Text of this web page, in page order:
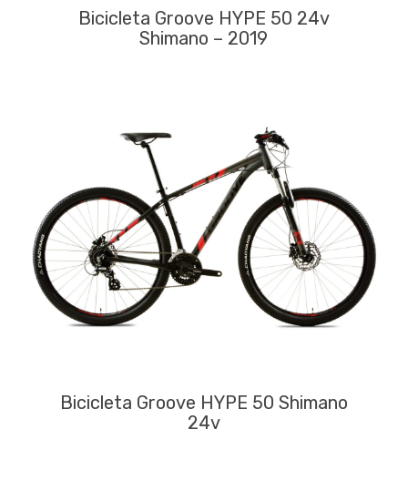
Bicicleta Groove HYPE 50 24v
Shimano – 2019
Bicicleta Groove HYPE 50 Shimano
24v